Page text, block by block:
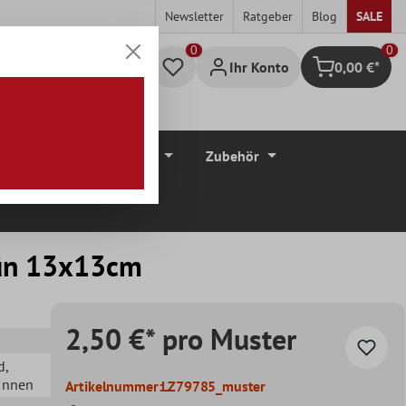
Newsletter Ratgeber Blog SALE
Ihr Konto Warenkorb
0
0,00 €*
Zubehör
13x13cm
,
2,50 €* pro Muster
Artikelnummer:LZ79785_muster